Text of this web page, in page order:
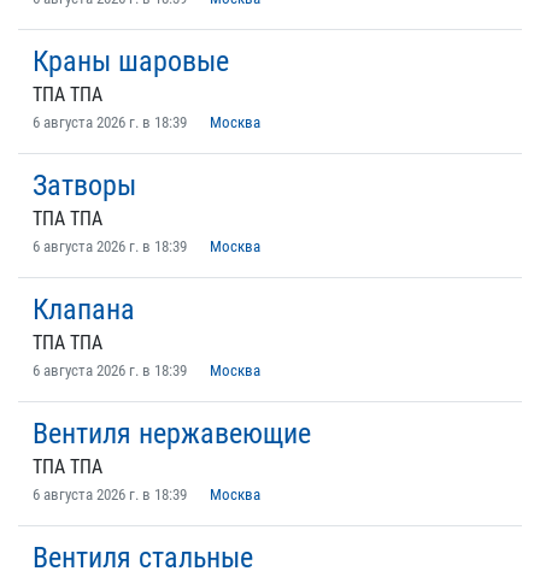
Краны шаровые
ТПА ТПА
6 августа 2026 г. в 18:39 Москва
Затворы
ТПА ТПА
6 августа 2026 г. в 18:39 Москва
Клапана
ТПА ТПА
6 августа 2026 г. в 18:39 Москва
Вентиля нержавеющие
ТПА ТПА
6 августа 2026 г. в 18:39 Москва
Вентиля стальные